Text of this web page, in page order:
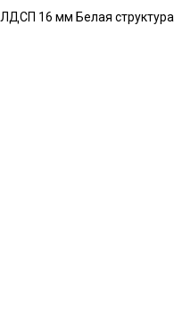
ЛДСП 16 мм Белая структура.